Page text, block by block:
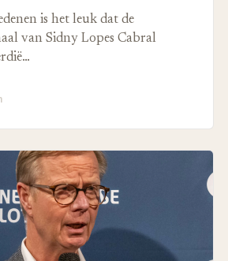
is het leuk dat de
van Sidny Lopes Cabral